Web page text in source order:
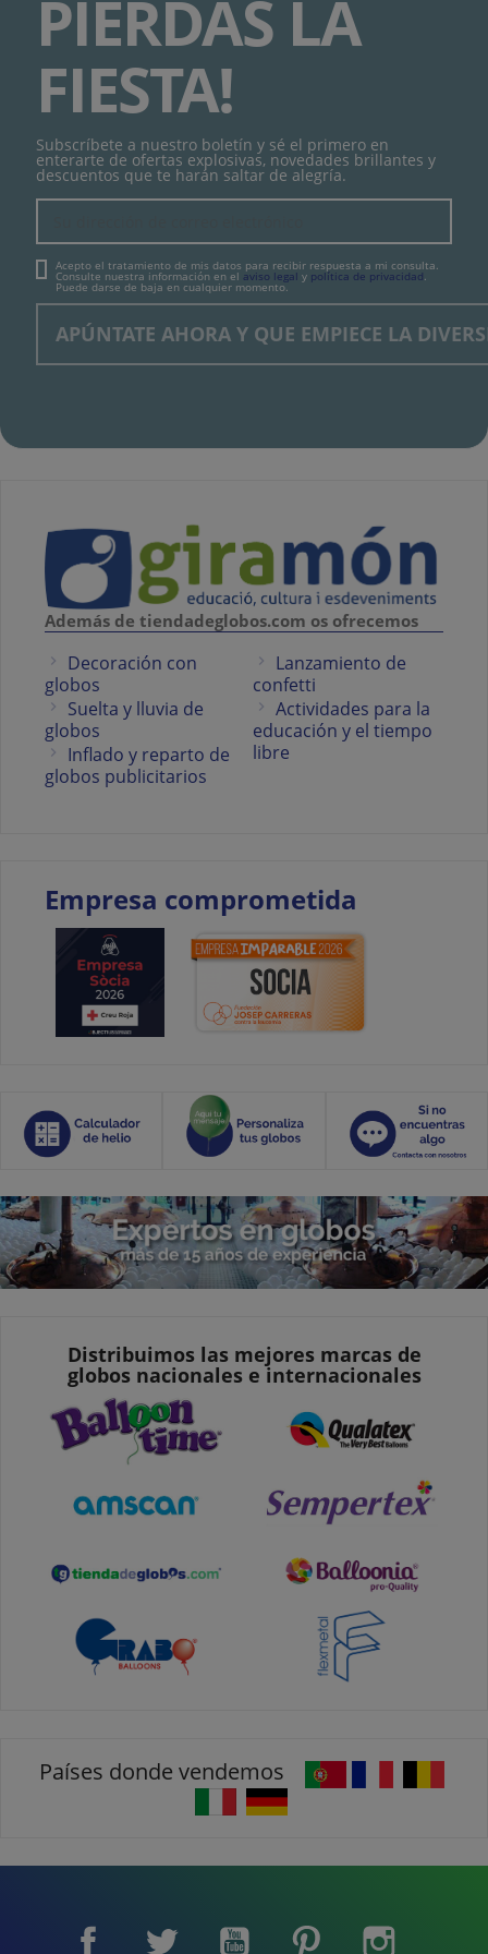
PIERDAS LA
FIESTA!
Subscríbete a nuestro boletín y sé el primero en
enterarte de ofertas explosivas, novedades brillantes y
descuentos que te harán saltar de alegría.
Acepto el tratamiento de mis datos para recibir respuesta a mi consulta.
Consulte nuestra información en el aviso legal y política de privacidad.
Puede darse de baja en cualquier momento.
Además de tiendadeglobos.com os ofrecemos
Decoración con
globos
Suelta y lluvia de
globos
Inflado y reparto de
globos publicitarios
Lanzamiento de
confetti
Actividades para la
educación y el tiempo
libre
Empresa comprometida
Distribuimos las mejores marcas de
globos nacionales e internacionales
Países donde vendemos
Facebook Twitter YouTube Pinterest